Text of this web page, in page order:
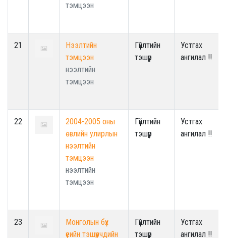
тэмцээн
21
Нээлтийн
тэмцээн
нээлтийн
тэмцээн
Гүйлтийн
тэшүүр
Устгах
ангилал !!
22
2004-2005 оны
өвлийн улирлын
нээлтийн
тэмцээн
нээлтийн
тэмцээн
Гүйлтийн
тэшүүр
Устгах
ангилал !!
23
Монголын бүх
үеийн тэшүүрчдийн
Гүйлтийн
тэшүүр
Устгах
ангилал !!